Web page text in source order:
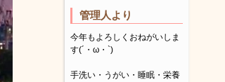
管理人より
今年もよろしくおねがいしま
す(´・ω・`)
手洗い・うがい・睡眠・栄養